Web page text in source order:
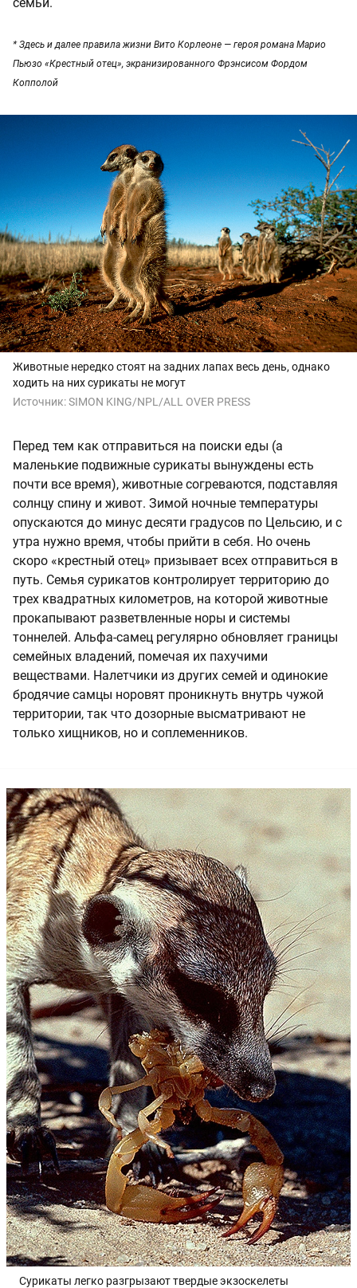
* Здесь и далее правила жизни Вито Корлеоне — героя романа Марио
Пьюзо «Крестный отец», экранизированного Фрэнсисом Фордом
Копполой
Животные нередко стоят на задних лапах весь день, однако
ходить на них сурикаты не могут
Источник:SIMON KING/NPL/ALL OVER PRESS
Перед тем как отправиться на поиски еды (а
маленькие подвижные сурикаты вынуждены есть
почти все время), животные согреваются, подставляя
солнцу спину и живот. Зимой ночные температуры
опускаются до минус десяти градусов по Цельсию, и с
утра нужно время, чтобы прийти в себя. Но очень
скоро «крестный отец» призывает всех отправиться в
путь. Семья сурикатов контролирует территорию до
трех квадратных километров, на которой животные
прокапывают разветвленные норы и системы
тоннелей. Альфа-самец регулярно обновляет границы
семейных владений, помечая их пахучими
веществами. Налетчики из других семей и одинокие
бродячие самцы норовят проникнуть внутрь чужой
территории, так что дозорные высматривают не
только хищников, но и соплеменников.
Сурикаты легко разгрызают твердые экзоскелеты